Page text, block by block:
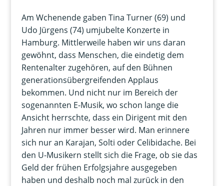
Am Wchenende gaben Tina Turner (69) und
Udo Jürgens (74) umjubelte Konzerte in
Hamburg. Mittlerweile haben wir uns daran
gewöhnt, dass Menschen, die eindetig dem
Rentenalter zugehören, auf den Bühnen
generationsübergreifenden Applaus
bekommen. Und nicht nur im Bereich der
sogenannten E-Musik, wo schon lange die
Ansicht herrschte, dass ein Dirigent mit den
Jahren nur immer besser wird. Man erinnere
sich nur an Karajan, Solti oder Celibidache. Bei
den U-Musikern stellt sich die Frage, ob sie das
Geld der frühen Erfolgsjahre ausgegeben
haben und deshalb noch mal zurück in den